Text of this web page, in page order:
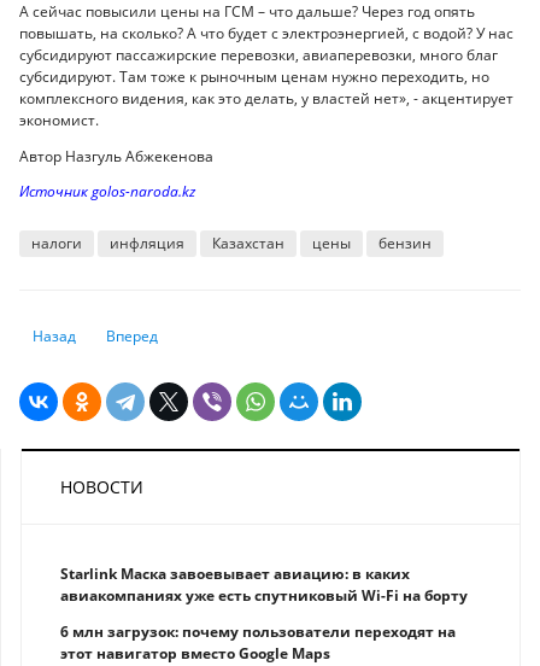
А сейчас повысили цены на ГСМ – что дальше? Через год опять
повышать, на сколько? А что будет с электроэнергией, с водой? У нас
субсидируют пассажирские перевозки, авиаперевозки, много благ
субсидируют. Там тоже к рыночным ценам нужно переходить, но
комплексного видения, как это делать, у властей нет», - акцентирует
экономист.
Автор Назгуль Абжекенова
Источник golos-naroda.kz
налоги инфляция Казахстан цены бензин
Предыдущий: Сможет ли юань отобрать у доллара пальму первенства
Назад Следующий: Экономисты советуют казахстанцам перейти
Вперед
НОВОСТИ
Starlink Маска завоевывает авиацию: в каких
авиакомпаниях уже есть спутниковый Wi-Fi на борту
6 млн загрузок: почему пользователи переходят на
этот навигатор вместо Google Maps